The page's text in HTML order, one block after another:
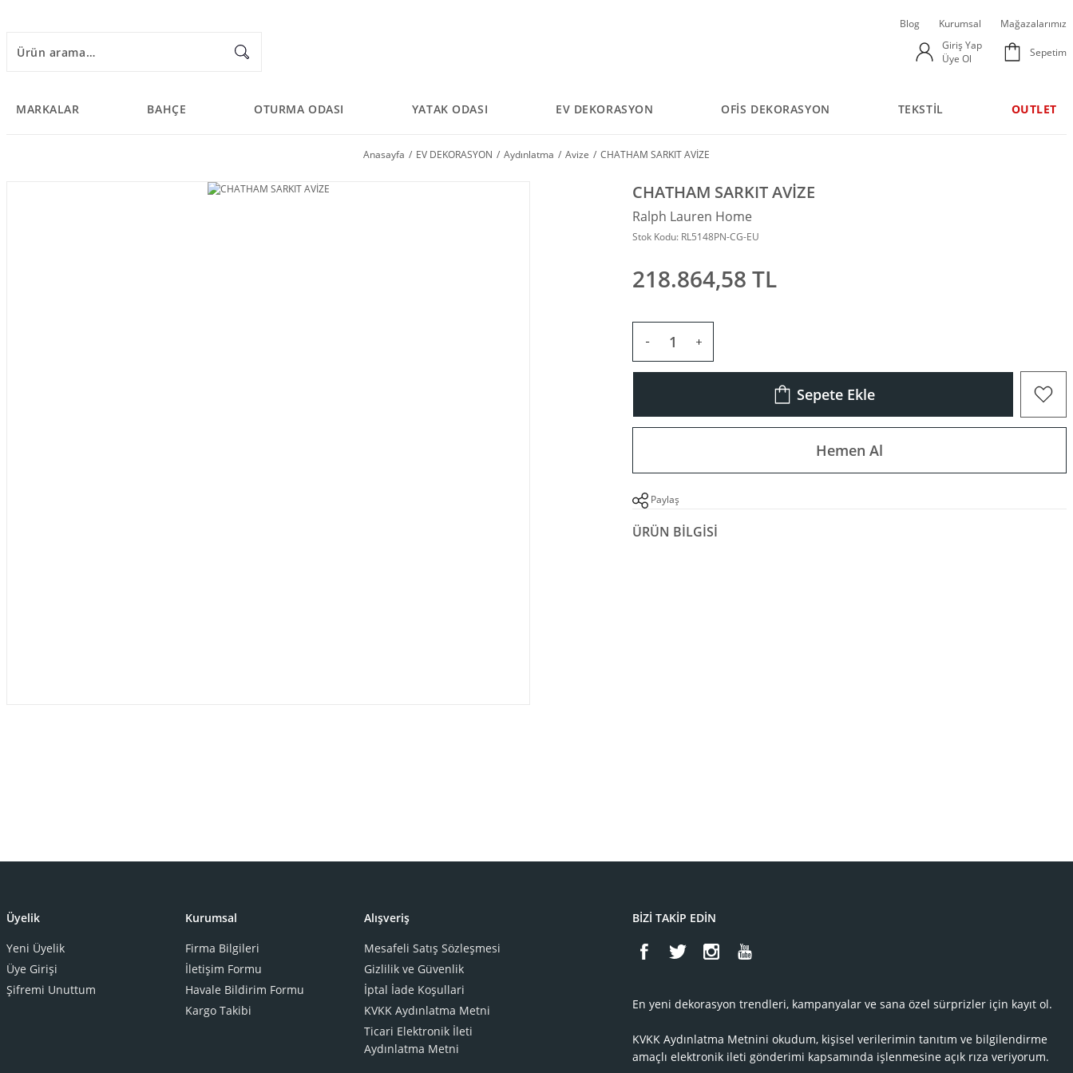
Blog Kurumsal
Mağazalarımız
Giriş Yap
Üye Ol
Sepetim
MARKALAR BAHÇE OTURMA ODASI YATAK ODASI EV DEKORASYON OFİS DEKORASYON TEKSTİL OUTLET
Anasayfa EV DEKORASYON Aydınlatma Avize CHATHAM SARKIT AVİZE
CHATHAM SARKIT AVİZE
Ralph Lauren Home
Stok Kodu: RL5148PN-CG-EU
218.864,58 TL
Sepete Ekle
Hemen Al
Paylaş
ÜRÜN BILGISI
Üyelik
Yeni Üyelik
Üye Girişi
Şifremi Unuttum
Kurumsal
Firma Bilgileri
İletişim Formu
Havale Bildirim Formu
Kargo Takibi
Alışveriş
Mesafeli Satış Sözleşmesi
Gizlilik ve Güvenlik
İptal İade Koşullari
KVKK Aydınlatma Metni
Ticari Elektronik İleti
Aydınlatma Metni
BİZİ TAKİP EDİN
En yeni dekorasyon trendleri, kampanyalar ve sana özel sürprizler için kayıt ol.
KVKK Aydınlatma Metnini okudum, kişisel verilerimin tanıtım ve bilgilendirme
amaçlı elektronik ileti gönderimi kapsamında işlenmesine açık rıza veriyorum.